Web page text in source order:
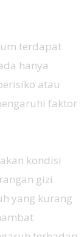
terdapat
hanya
atau
faktor
kondisi
gizi
yang kurang